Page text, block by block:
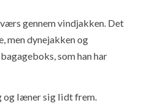
gennem vindjakken. Det
men dynejakken og
som han har
og læner sig lidt frem.